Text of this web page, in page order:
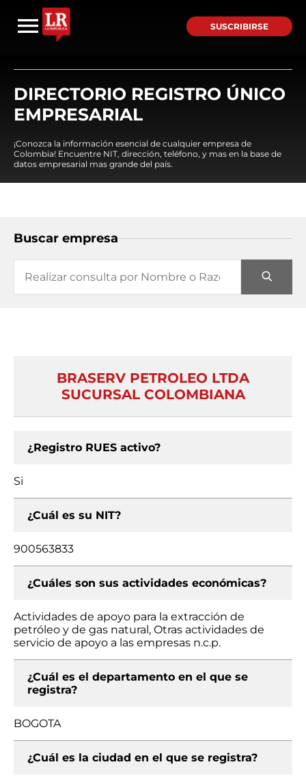
SUSCRIBIRSE
DIRECTORIO REGISTRO ÚNICO
EMPRESARIAL
¡Conozca la información esencial de cualquier empresa de
Colombia! Encuentre NIT, dirección, teléfono, y mas en la base de
datos empresarial mas grande del país.
Buscar empresa
BRASERV PETROLEO LTDA
SUCURSAL COLOMBIANA
¿Registro RUES activo?
Si
¿Cuál es su NIT?
900563833
¿Cuáles son sus actividades económicas?
Actividades de apoyo para la extracción de
petróleo y de gas natural, Otras actividades de
servicio de apoyo a las empresas n.c.p.
¿Cuál es el departamento en el que se
registra?
BOGOTA
¿Cuál es la ciudad en el que se registra?